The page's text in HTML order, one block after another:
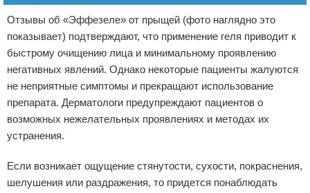
Отзывы об «Эффезеле» от прыщей (фото наглядно это
показывает) подтверждают, что применение геля приводит к
быстрому очищению лица и минимальному проявлению
негативных явлений. Однако некоторые пациенты жалуются
не неприятные симптомы и прекращают использование
препарата. Дерматологи предупреждают пациентов о
возможных нежелательных проявлениях и методах их
устранения.
Если возникает ощущение стянутости, сухости, покраснения,
шелушения или раздражения, то придется понаблюдать